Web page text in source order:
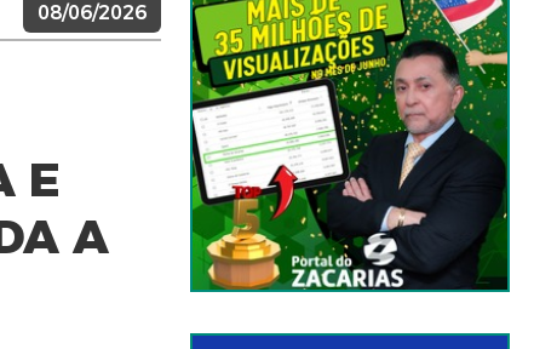
08/06/2026
E
A